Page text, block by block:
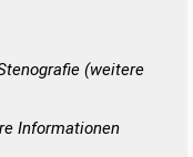
(weitere
Informationen